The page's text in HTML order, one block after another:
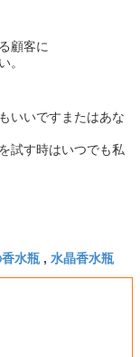
顧客に
。
いいですまたはあな
試す時はいつでも私
水瓶 , 水晶香水瓶